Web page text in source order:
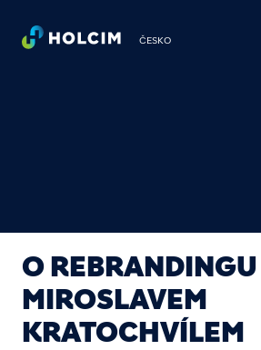
ČESKO
O REBRANDINGU
MIROSLAVEM
KRATOCHVÍLEM